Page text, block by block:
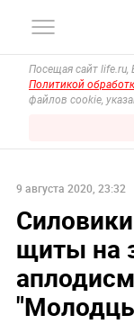
Посещая сайт
Политикой
файлов cookie,
9 августа 2020, 23:32
щиты на